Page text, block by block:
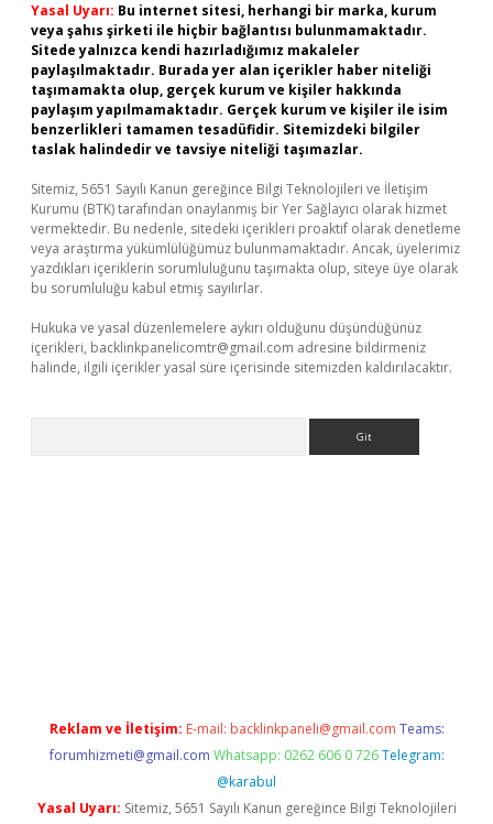
Yasal Uyarı: Bu internet sitesi, herhangi bir marka, kurum
veya şahıs şirketi ile hiçbir bağlantısı bulunmamaktadır.
Sitede yalnızca kendi hazırladığımız makaleler
paylaşılmaktadır. Burada yer alan içerikler haber niteliği
taşımamakta olup, gerçek kurum ve kişiler hakkında
paylaşım yapılmamaktadır. Gerçek kurum ve kişiler ile isim
benzerlikleri tamamen tesadüfidir. Sitemizdeki bilgiler
taslak halindedir ve tavsiye niteliği taşımazlar.
Sitemiz, 5651 Sayılı Kanun gereğince Bilgi Teknolojileri ve İletişim
Kurumu (BTK) tarafından onaylanmış bir Yer Sağlayıcı olarak hizmet
vermektedir. Bu nedenle, sitedeki içerikleri proaktif olarak denetleme
veya araştırma yükümlülüğümüz bulunmamaktadır. Ancak, üyelerimiz
yazdıkları içeriklerin sorumluluğunu taşımakta olup, siteye üye olarak
bu sorumluluğu kabul etmiş sayılırlar.
Hukuka ve yasal düzenlemelere aykırı olduğunu düşündüğünüz
içerikleri, backlinkpanelicomtr@gmail.com adresine bildirmeniz
halinde, ilgili içerikler yasal süre içerisinde sitemizden kaldırılacaktır.
Reklam ve İletişim: E-mail: backlinkpaneli@gmail.com Teams:
forumhizmeti@gmail.com Whatsapp: 0262 606 0 726 Telegram:
@karabul
Yasal Uyarı: Sitemiz, 5651 Sayılı Kanun gereğince Bilgi Teknolojileri